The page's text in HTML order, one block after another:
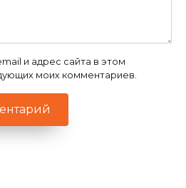
и адрес сайта в этом
моих комментариев.